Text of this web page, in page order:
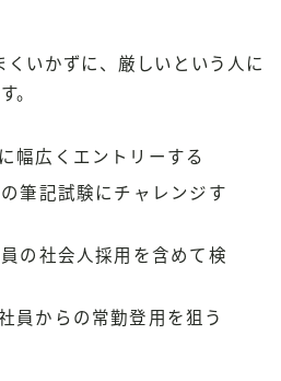
くいかずに、厳しいという人に
。
幅広くエントリーする
筆記試験にチャレンジす
の社会人採用を含めて検
員からの常勤登用を狙う